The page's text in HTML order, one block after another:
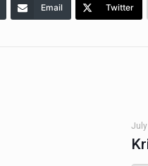
Email Twitter